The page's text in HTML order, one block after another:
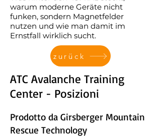
warum moderne Geräte nicht
funken, sondern Magnetfelder
nutzen und wie man damit im
Ernstfall wirklich sucht.
zurück
ATC Avalanche Training
Center - Posizioni
Prodotto da Girsberger Mountain
Rescue Technology